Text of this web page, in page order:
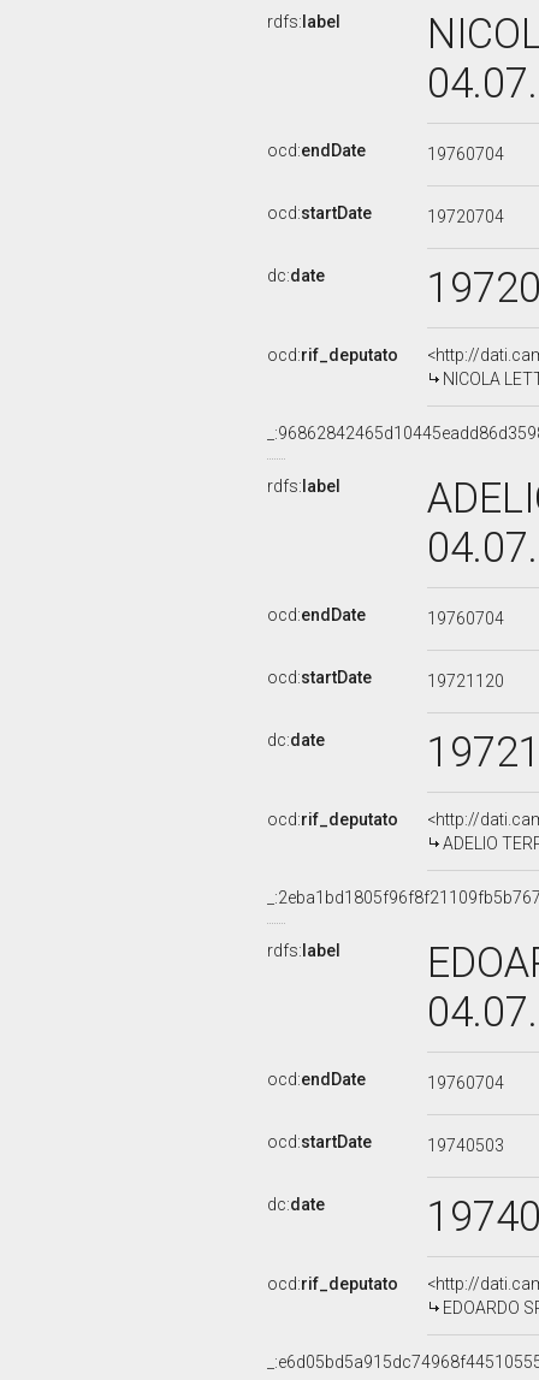
rdfs: label
ocd:endDate 19760704
ocd:startDate 19720704
dc:date
ocd:rif_deputato
<http://
NICOLA
rdfs: label
ocd:endDate 19760704
ocd:startDate 19721120
dc:date
ocd:rif_deputato
<http://
ADELIO
rdfs: label
ocd:endDate 19760704
ocd:startDate 19740503
dc:date
ocd:rif_deputato
<http://
EDOARDO